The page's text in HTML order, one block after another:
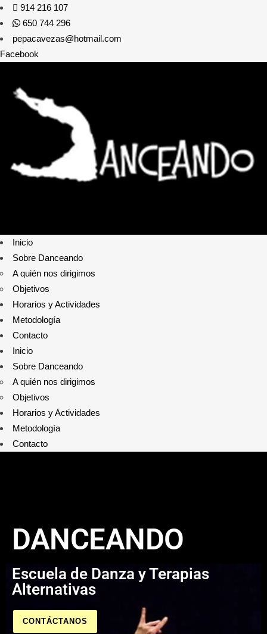
914 216 107
650 744 296
pepacavezas@hotmail.com
Facebook
Inicio
Sobre Danceando
A quién nos dirigimos
Objetivos
Horarios y Actividades
Metodología
Contacto
Inicio
Sobre Danceando
A quién nos dirigimos
Objetivos
Horarios y Actividades
Metodología
Contacto
DANCEANDO
Escuela de Danza y Terapias
Alternativas
CONTÁCTANOS